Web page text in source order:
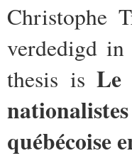
Christophe
verdedigd
thesis isLe
québécoise